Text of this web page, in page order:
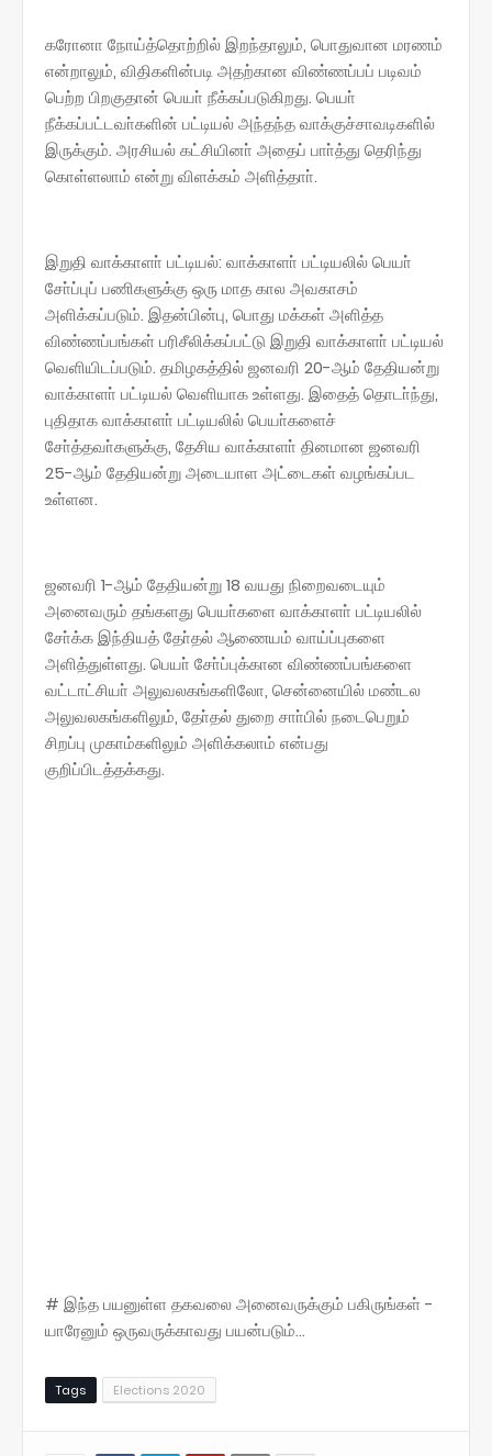
கரோனா நோய்த்தொற்றில் இறந்தாலும், பொதுவான மரணம்
என்றாலும், விதிகளின்படி அதற்கான விண்ணப்பப் படிவம்
பெற்ற பிறகுதான் பெயா் நீக்கப்படுகிறது. பெயா்
நீக்கப்பட்டவா்களின் பட்டியல் அந்தந்த வாக்குச்சாவடிகளில்
இருக்கும். அரசியல் கட்சியினா் அதைப் பாா்த்து தெரிந்து
கொள்ளலாம் என்று விளக்கம் அளித்தாா்.
இறுதி வாக்காளா் பட்டியல்: வாக்காளா் பட்டியலில் பெயா்
சோ்ப்புப் பணிகளுக்கு ஒரு மாத கால அவகாசம்
அளிக்கப்படும். இதன்பின்பு, பொது மக்கள் அளித்த
விண்ணப்பங்கள் பரிசீலிக்கப்பட்டு இறுதி வாக்காளா் பட்டியல்
வெளியிடப்படும். தமிழகத்தில் ஜனவரி 20-ஆம் தேதியன்று
வாக்காளா் பட்டியல் வெளியாக உள்ளது. இதைத் தொடா்ந்து,
புதிதாக வாக்காளா் பட்டியலில் பெயா்களைச்
சோ்த்தவா்களுக்கு, தேசிய வாக்காளா் தினமான ஜனவரி
25-ஆம் தேதியன்று அடையாள அட்டைகள் வழங்கப்பட
உள்ளன.
ஜனவரி 1-ஆம் தேதியன்று 18 வயது நிறைவடையும்
அனைவரும் தங்களது பெயா்களை வாக்காளா் பட்டியலில்
சோ்க்க இந்தியத் தோ்தல் ஆணையம் வாய்ப்புகளை
அளித்துள்ளது. பெயா் சோ்ப்புக்கான விண்ணப்பங்களை
வட்டாட்சியா் அலுவலகங்களிலோ, சென்னையில் மண்டல
அலுவலகங்களிலும், தோ்தல் துறை சாா்பில் நடைபெறும்
சிறப்பு முகாம்களிலும் அளிக்கலாம் என்பது
குறிப்பிடத்தக்கது.
# இந்த பயனுள்ள தகவலை அனைவருக்கும் பகிருங்கள் -
யாரேனும் ஒருவருக்காவது பயன்படும்...
Tags Elections 2020